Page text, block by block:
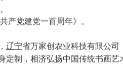
祝
产党建党一百周年》。
辽宁 省万家创农业科技有限公